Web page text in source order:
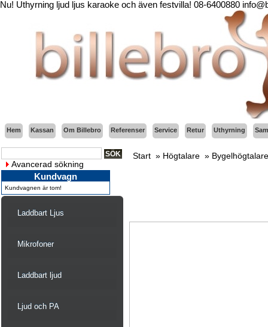
Nu! Uthyrning ljud ljus karaoke och även festvilla! 08-6400880
Hem Kassan Om Billebro Referenser Service Retur Uthyrning
Avancerad sökning
Kundvagn
Kundvagnen är tom!
Laddbart Ljus
Mikrofoner
Laddbart ljud
Ljud och PA
Start » Högtalare » Bygelhögtalare